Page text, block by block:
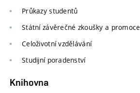
Průkazy studentů
Státní závěrečné zkoušky a promoce
Celoživotní vzdělávání
Studijní poradenství
Knihovna